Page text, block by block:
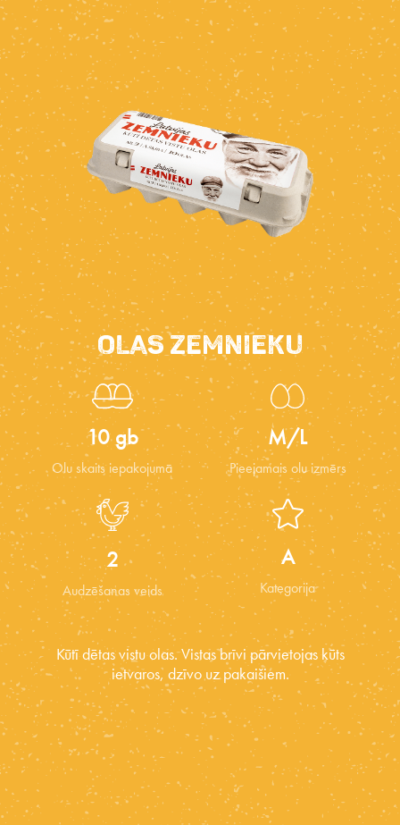
OLAS ZEMNIEKU
10 gb
Olu skaits iepakojumā
M/L
Pieejamais olu izmērs
2
Audzēšanas veids
A
Kategorija
Kūtī dētas vistu olas. Vistas brīvi pārvietojas kūts
ietvaros, dzīvo uz pakaišiem.